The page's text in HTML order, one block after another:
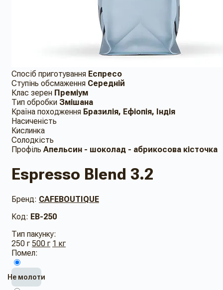
Спосіб приготування Еспресо
Ступінь обсмаження Середній
Клас зерен Преміум
Тип обробки Змішана
Країна походження Бразилія, Ефіопія, Індія
Насиченість
Кислинка
Солодкість
Профіль Апельсин - шоколад - абрикосова кісточка
Espresso Blend 3.2
Бренд: CAFEBOUTIQUE
Код: EB-250
Тип пакунку:
250 г 500 г 1 кг
Помел:
Не молоти